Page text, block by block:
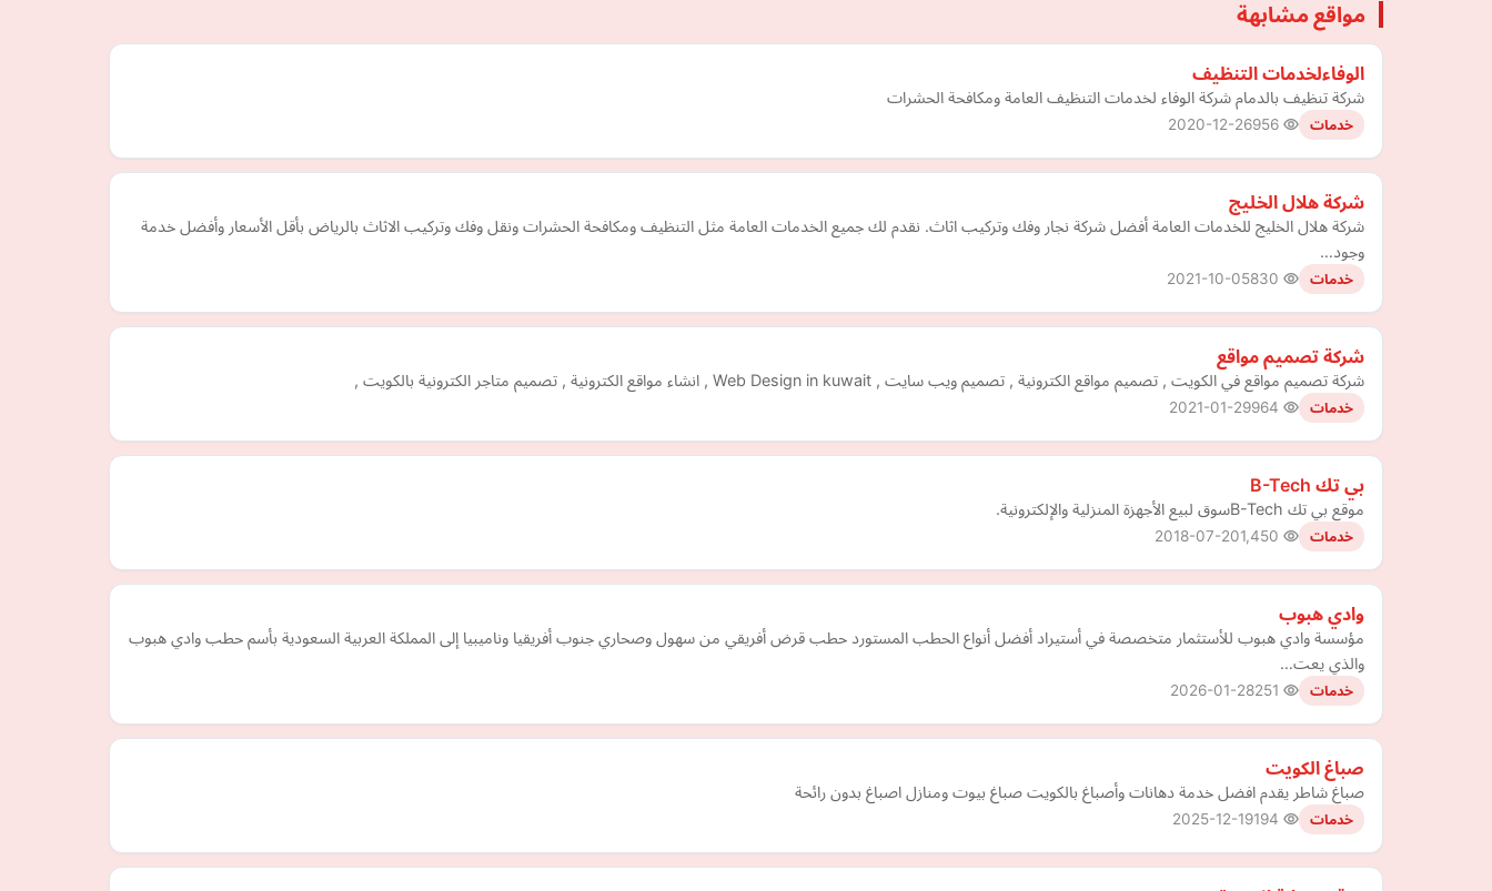
مواقع مشابهة
الوفاءلخدمات التنظيف
شركة تنظيف بالدمام شركة الوفاء لخدمات التنظيف العامة ومكافحة الحشرات
خدمات 2020-12-26
شركة هلال الخليج
شركة هلال الخليج للخدمات العامة أفضل شركة نجار وفك وتركيب اثاث. نقدم لك جميع الخدمات العامة مثل التنظيف ومكافحة الحشرات ونقل وفك وتركيب الاثاث بالرياض بأقل الأسعار وأفضل خدمة
وجود…
خدمات 2021-10-05
شركة تصميم مواقع
شركة تصميم مواقع في الكويت , تصميم مواقع الكترونية , تصميم ويب سايت , Web Design in kuwait , انشاء مواقع الكترونية , تصميم متاجر الكترونية بالكويت ,
خدمات 2021-01-29
بي تك B-Tech
موقع بي تك B-Techسوق لبيع الأجهزة المنزلية والإلكترونية.
خدمات 2018-07-20
وادي هبوب
مؤسسة وادي هبوب للأستثمار متخصصة في أستيراد أفضل أنواع الحطب المستورد حطب قرض أفريقي من سهول وصحاري جنوب أفريقيا وناميبيا إلى المملكة العربية السعودية بأسم حطب وادي هبوب
والذي يعت…
خدمات 2026-01-28
صباغ الكويت
صباغ شاطر يقدم افضل خدمة دهانات وأصباغ بالكويت صباغ بيوت ومنازل اصباغ بدون رائحة
خدمات 2025-12-19